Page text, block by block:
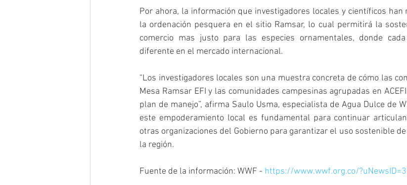
Por ahora, la información que investigadores locales y científicos han
la ordenación pesquera en el sitio Ramsar, lo cual permitirá la
comercio mas justo para las especies ornamentales, donde
diferente en el mercado internacional.
“Los investigadores locales son una muestra concreta de cómo las
Mesa Ramsar EFI y las comunidades campesinas agrupadas en
plan de manejo”, afirma Saulo Usma, especialista de Agua Dulce de
este empoderamiento local es fundamental para continuar
otras organizaciones del Gobierno para garantizar el uso sostenible
la región.
Fuente de la información: WWF - https://www.wwf.org.co/